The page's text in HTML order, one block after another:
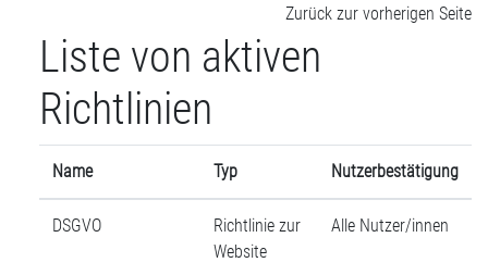
Zurück zur vorherigen Seite
Liste von aktiven
Richtlinien
Name Typ Nutzerbestätigung
DSGVO
Richtlinie zur
Website
Alle Nutzer/innen